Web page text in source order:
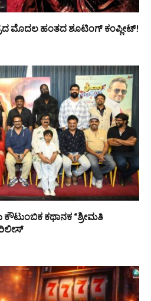
ಮೊದಲ ಹಂತದ ಶೂಟಿಂಗ್ ಕಂಪ್ಲೀಟ್!
ಕಥಾನಕ “ಶ್ರೀಮತಿ